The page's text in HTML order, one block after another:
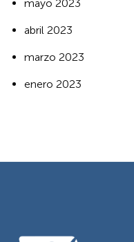
mayo 2023
abril 2023
marzo 2023
enero 2023